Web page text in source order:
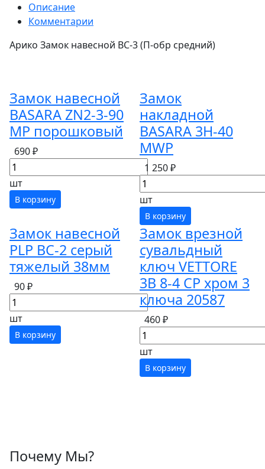
Описание
Комментарии
Арико Замок навесной ВС-3 (П-обр средний)
Замок навесной
BASARA ZN2-3-90
МР порошковый
690 ₽
шт
В корзину
Замок
накладной
BASARA 3H-40
MWP
1 250 ₽
шт
В корзину
Замок навесной
PLP BC-2 серый
тяжелый 38мм
90 ₽
шт
В корзину
Замок врезной
сувальдный
ключ VETTORE
3B 8-4 СР хром 3
ключа 20587
460 ₽
шт
В корзину
Почему Мы?